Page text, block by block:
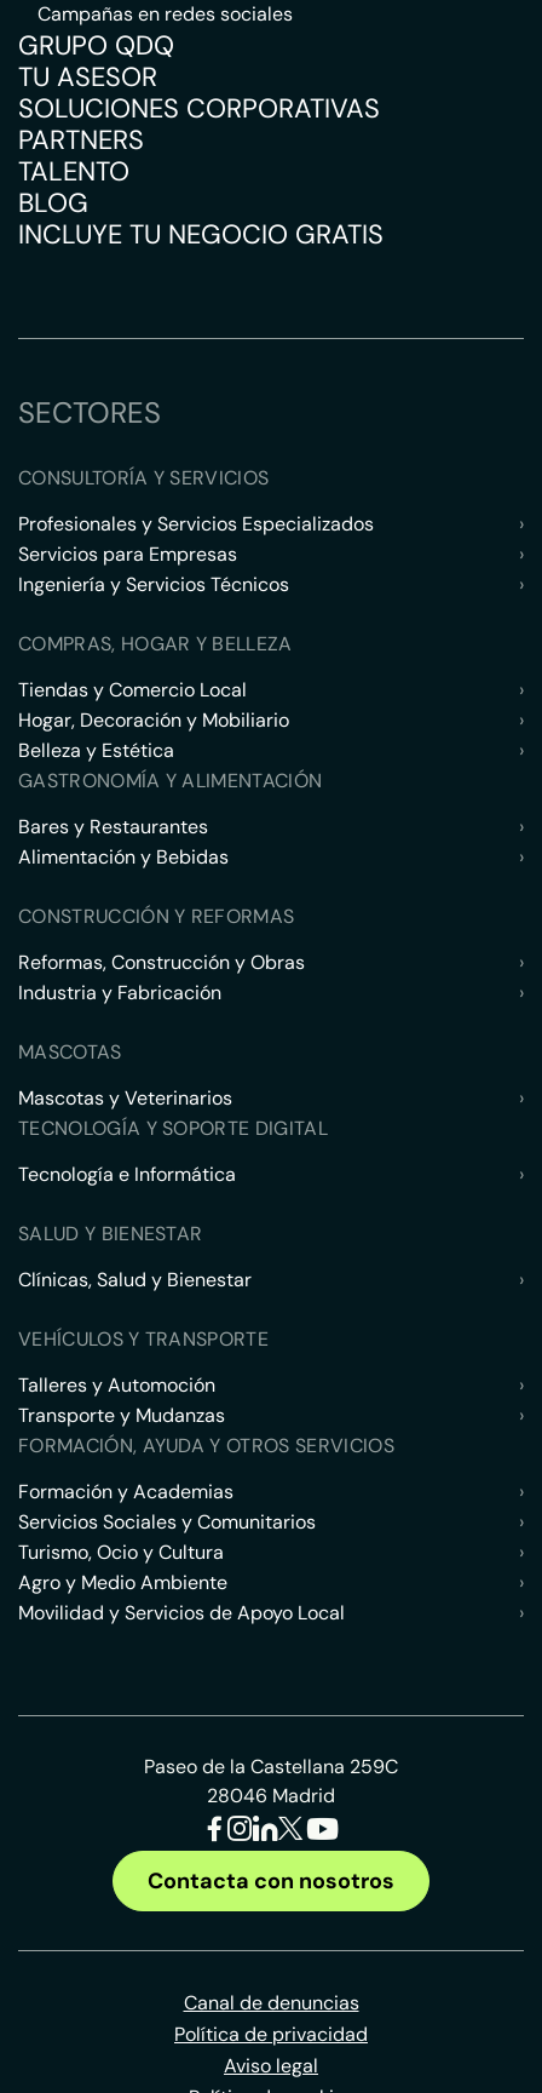
Campañas en redes sociales
GRUPO QDQ
TU ASESOR
SOLUCIONES CORPORATIVAS
PARTNERS
TALENTO
BLOG
INCLUYE TU NEGOCIO GRATIS
SECTORES
CONSULTORÍA Y SERVICIOS
Profesionales y Servicios Especializados
›
Servicios para Empresas
›
Ingeniería y Servicios Técnicos
›
COMPRAS, HOGAR Y BELLEZA
Tiendas y Comercio Local
›
Hogar, Decoración y Mobiliario
›
Belleza y Estética
›
GASTRONOMÍA Y ALIMENTACIÓN
Bares y Restaurantes
›
Alimentación y Bebidas
›
CONSTRUCCIÓN Y REFORMAS
Reformas, Construcción y Obras
›
Industria y Fabricación
›
MASCOTAS
Mascotas y Veterinarios
›
TECNOLOGÍA Y SOPORTE DIGITAL
Tecnología e Informática
›
SALUD Y BIENESTAR
Clínicas, Salud y Bienestar
›
VEHÍCULOS Y TRANSPORTE
Talleres y Automoción
›
Transporte y Mudanzas
›
FORMACIÓN, AYUDA Y OTROS SERVICIOS
Formación y Academias
›
Servicios Sociales y Comunitarios
›
Turismo, Ocio y Cultura
›
Agro y Medio Ambiente
›
Movilidad y Servicios de Apoyo Local
›
Paseo de la Castellana 259C
28046 Madrid
Contacta con nosotros
Canal de denuncias
Política de privacidad
Aviso legal